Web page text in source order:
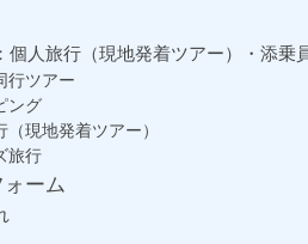
個人旅行（現地発着ツアー）・添乗
行ツアー
ング
（現地発着ツアー）
旅行
ーム